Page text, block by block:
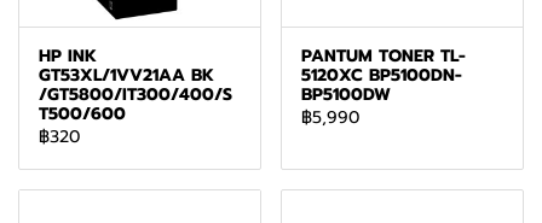
HP INK
GT53XL/1VV21AA BK
/GT5800/IT300/400/S
T500/600
฿320
PANTUM TONER TL-
5120XC BP5100DN-
BP5100DW
฿5,990